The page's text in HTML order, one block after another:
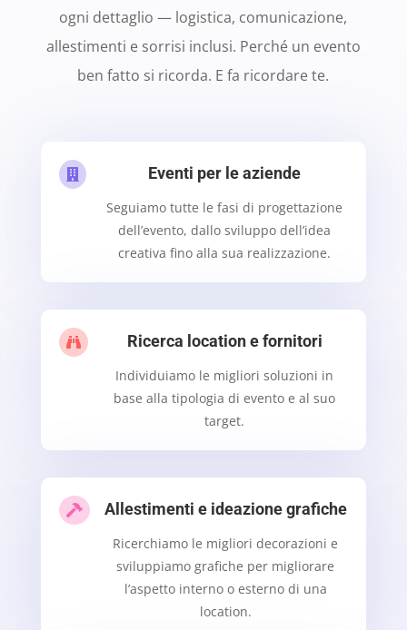
ogni dettaglio — logistica, comunicazione,
allestimenti e sorrisi inclusi. Perché un evento
ben fatto si ricorda. E fa ricordare te.
 Eventi per le aziende
Seguiamo tutte le fasi di progettazione
dell’evento, dallo sviluppo dell’idea
creativa fino alla sua realizzazione.
 Ricerca location e fornitori
Individuiamo le migliori soluzioni in
base alla tipologia di evento e al suo
target.
 Allestimenti e ideazione grafiche
Ricerchiamo le migliori decorazioni e
sviluppiamo grafiche per migliorare
l’aspetto interno o esterno di una
location.